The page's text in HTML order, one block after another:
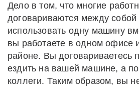
Дело в том, что многие
договариваются между собой
использовать одну машину
вы работаете в одном офисе
районе. Вы договариваетесь
ездить на вашей машине, а
коллеги. Таким образом, вы